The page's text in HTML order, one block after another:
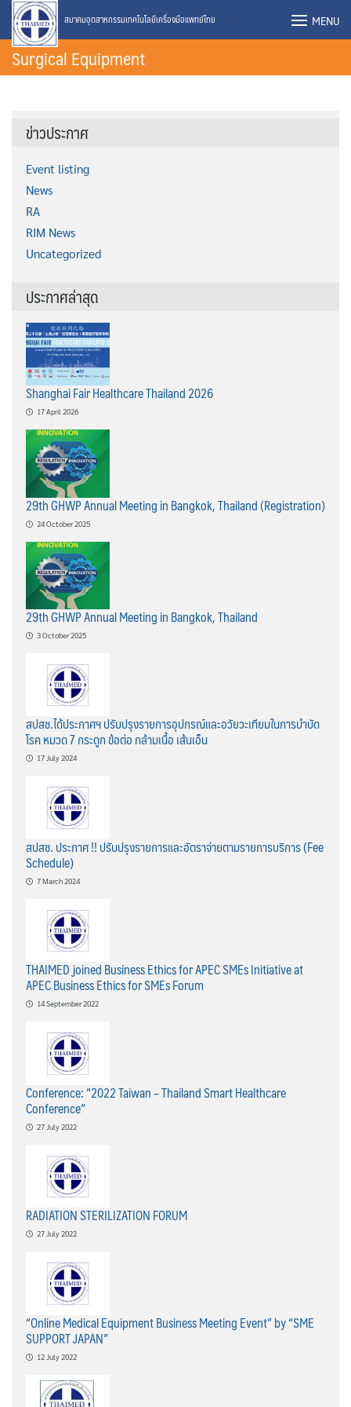
Skip
content
สมาคมอุตสาหกรรมเทคโนโลยีเครื่องมือแพทย์ไทย MENU
Surgical Equipment
ข่าวประกาศ
Event listing
News
RA
RIM News
Uncategorized
ประกาศล่าสุด
Shanghai Fair Healthcare Thailand 2026
17 April 2026
29th GHWP Annual Meeting in Bangkok, Thailand (Registration)
24 October 2025
29th GHWP Annual Meeting in Bangkok, Thailand
3 October 2025
สปสช.ได้ประกาศฯ ปรับปรุงรายการอุปกรณ์และอวัยวะเทียมในการบำบัด
โรค หมวด 7 กระดูก ข้อต่อ กล้ามเนื้อ เส้นเอ็น
17 July 2024
สปสช. ประกาศ !! ปรับปรุงรายการและอัตราจ่ายตามรายการบริการ (Fee
Schedule)
7 March 2024
THAIMED joined Business Ethics for APEC SMEs Initiative at
APEC Business Ethics for SMEs Forum
14 September 2022
Conference: “2022 Taiwan – Thailand Smart Healthcare
Conference”
27 July 2022
RADIATION STERILIZATION FORUM
27 July 2022
“Online Medical Equipment Business Meeting Event” by “SME
SUPPORT JAPAN”
12 July 2022